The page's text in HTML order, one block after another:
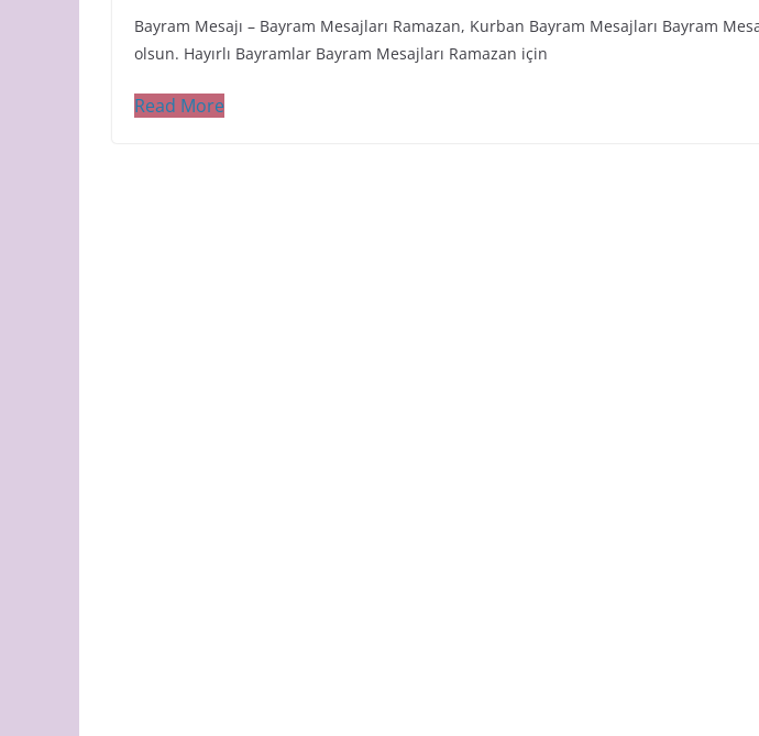
Bayram Mesajı – Bayram Mesajları Ramazan, Kurban Bayram Mesajları Bayram
olsun. Hayırlı Bayramlar Bayram Mesajları Ramazan için
Read More